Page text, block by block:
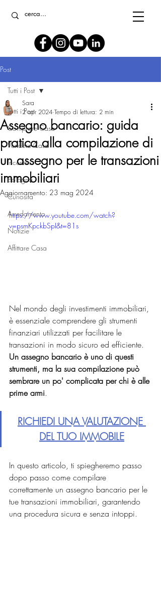
Post
Tutti i Post
Comprare Casa
Vendere Casa
Incentivi
Bologna
Curiosità
Arredamento
Notizie
Affittare Casa
Tutti i Post
Assegno bancario: guida
pratica alla compilazione di
un assegno per le transazioni
immobiliari
Sara
2 apr 2024 Tempo di lettura: 2 min
Aggiornamento: 23 mag 2024
https://www.youtube.com/watch?
v=psmKpckbSpI&t=81s
Nel mondo degli investimenti immobiliari,
è essenziale comprendere gli strumenti
finanziari utilizzati per facilitare le
transazioni in modo sicuro ed efficiente.
Un assegno bancario è uno di questi
strumenti, ma la sua compilazione può
sembrare un po' complicata per chi è alle
prime armi.
RICHIEDI UNA VALUTAZIONE
DEL TUO IMMOBILE
In questo articolo, ti spiegheremo passo
dopo passo come compilare
correttamente un assegno bancario per le
tue transazioni immobiliari, garantendo
una procedura sicura e senza intoppi.